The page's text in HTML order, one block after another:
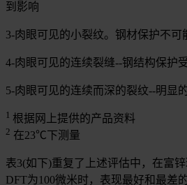
到影响
3-肉眼可见的小裂纹。钢材保护不可
4-肉眼可见的连续裂缝--钢结构保护
5-肉眼可见的连续而深的裂纹--明显
1 根据网上提供的产品资料
2 在23℃下测量
表3(如下)重复了上述评估中，在富
DFT为100微米时，表现最好和最差的